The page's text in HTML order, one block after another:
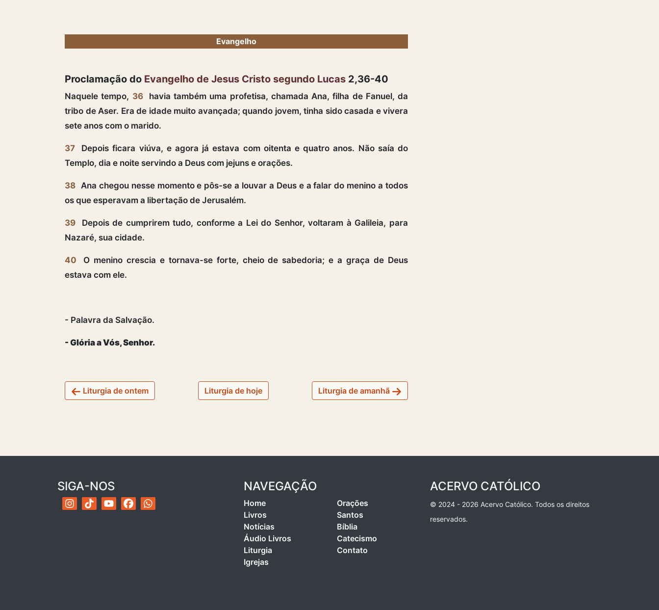
Evangelho
Proclamação do Evangelho de Jesus Cristo segundo Lucas 2,36-40
Naquele tempo, 36
havia também uma profetisa, chamada Ana, filha de Fanuel, da
tribo de Aser. Era de idade muito avançada; quando jovem, tinha sido casada e vivera
sete anos com o marido.
37
Depois ficara viúva, e agora já estava com oitenta e quatro anos. Não saía do
Templo, dia e noite servindo a Deus com jejuns e orações.
38 Ana chegou nesse momento e pôs-se a louvar a Deus e a falar do menino a todos
os que esperavam a libertação de Jerusalém.
39
Depois de cumprirem tudo, conforme a Lei do Senhor, voltaram à Galileia, para
Nazaré, sua cidade.
40
O menino crescia e tornava-se forte, cheio de sabedoria; e a graça de Deus
estava com ele.
- Palavra da Salvação.
- Glória a Vós, Senhor.
Liturgia de ontem Liturgia de hoje Liturgia de amanhã
SIGA-NOS NAVEGAÇÃO
Home
Livros
Notícias
Áudio Livros
Liturgia
Igrejas
Orações
Santos
Bíblia
Catecismo
Contato
ACERVO CATÓLICO
© 2024 - 2026 Acervo Católico. Todos os direitos
reservados.